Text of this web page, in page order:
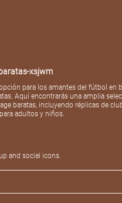
xsjwm
para los amantes del fútbol en
Aquí encontrarás una amplia
baratas, incluyendo réplicas de
adultos y niños.
and social icons.